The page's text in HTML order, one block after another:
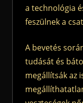
a technológia
feszülnek a
A bevetés
tudását és
megállítsák az